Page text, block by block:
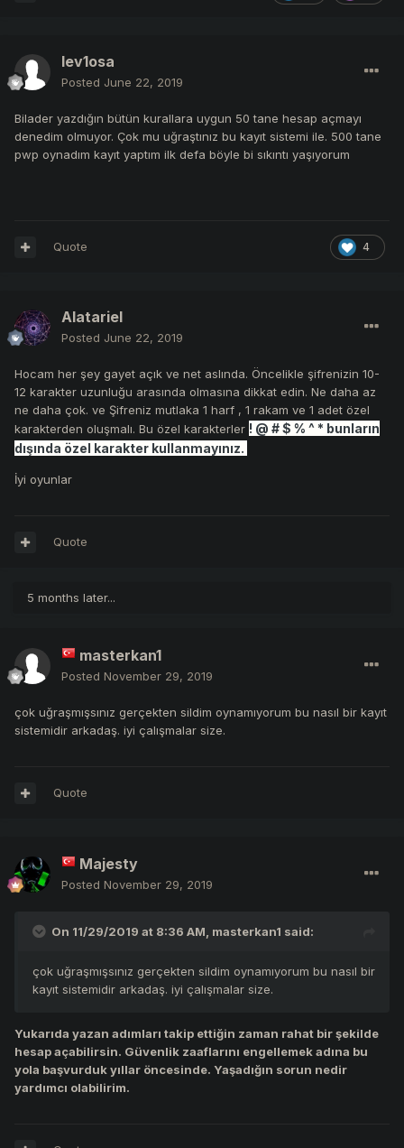
lev1osa
Posted June 22, 2019
Bilader yazdığın bütün kurallara uygun 50 tane hesap açmayı
denedim olmuyor. Çok mu uğraştınız bu kayıt sistemi ile. 500 tane
pwp oynadım kayıt yaptım ilk defa böyle bi sıkıntı yaşıyorum
4
Quote
Alatariel
Posted June 22, 2019
Hocam her şey gayet açık ve net aslında. Öncelikle şifrenizin 10-
12 karakter uzunluğu arasında olmasına dikkat edin. Ne daha az
ne daha çok. ve Şifreniz mutlaka 1 harf , 1 rakam ve 1 adet özel
karakterden oluşmalı. Bu özel karakterler ! @ # $ % ^ * bunların
dışında özel karakter kullanmayınız.
İyi oyunlar
Quote
5 months later...
masterkan1
Posted November 29, 2019
çok uğraşmışsınız gerçekten sildim oynamıyorum bu nasıl bir kayıt
sistemidir arkadaş. iyi çalışmalar size.
Quote
Majesty
Posted November 29, 2019
On 11/29/2019 at 8:36 AM, masterkan1 said:
çok uğraşmışsınız gerçekten sildim oynamıyorum bu nasıl bir
kayıt sistemidir arkadaş. iyi çalışmalar size.
Yukarıda yazan adımları takip ettiğin zaman rahat bir şekilde
hesap açabilirsin. Güvenlik zaaflarını engellemek adına bu
yola başvurduk yıllar öncesinde. Yaşadığın sorun nedir
yardımcı olabilirim.